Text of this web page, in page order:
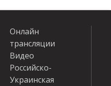
Онлайн
трансляции
Видео
Российско-
Украинская